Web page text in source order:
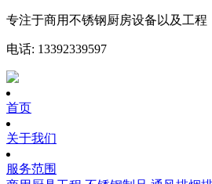
专注于商用不锈钢厨房设备以及工程
电话: 13392339597
首页
关于我们
服务范围